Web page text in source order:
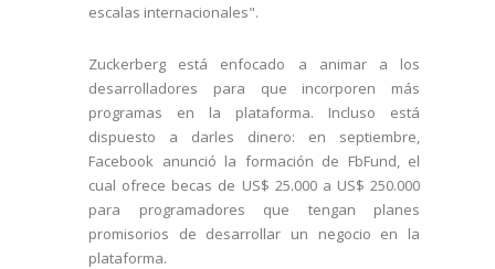
escalas internacionales".
Zuckerberg está enfocado a animar a los
desarrolladores para que incorporen más
programas en la plataforma. Incluso está
dispuesto a darles dinero: en septiembre,
Facebook anunció la formación de FbFund, el
cual ofrece becas de US$ 25.000 a US$ 250.000
para programadores que tengan planes
promisorios de desarrollar un negocio en la
plataforma.